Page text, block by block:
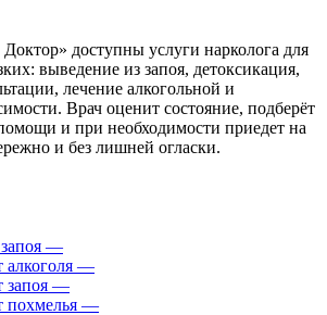
доступны услуги нарколога для
выведение из запоя, детоксикация,
лечение алкогольной и
Врач оценит состояние, подберёт
и при необходимости приедет на
и без лишней огласки.
—
—
запоя —
похмелья —